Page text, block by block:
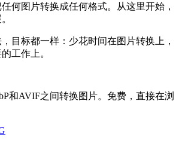
何图片转换成任何格式。从这里开始，
目标都一样：少花时间在图片转换上，
工作上。
和AVIF之间转换图片。免费，直接在浏